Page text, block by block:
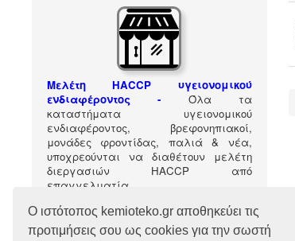
Ο ιστότοπος kemioteko.gr αποθηκεύει τις
προτιμήσεις σου ως cookies για την σωστή
Μελέτη HACCP υγειονομικού
ενδιαφέροντος - Όλα τα
καταστήματα υγειονομικού
ενδιαφέροντος, βρεφονηπιακοί,
μονάδες φροντίδας, παλιά & νέα,
υποχρεούνται να διαθέτουν μελέτη
διεργασιών HACCP από
επαγγελματία
οικ.47829/17).